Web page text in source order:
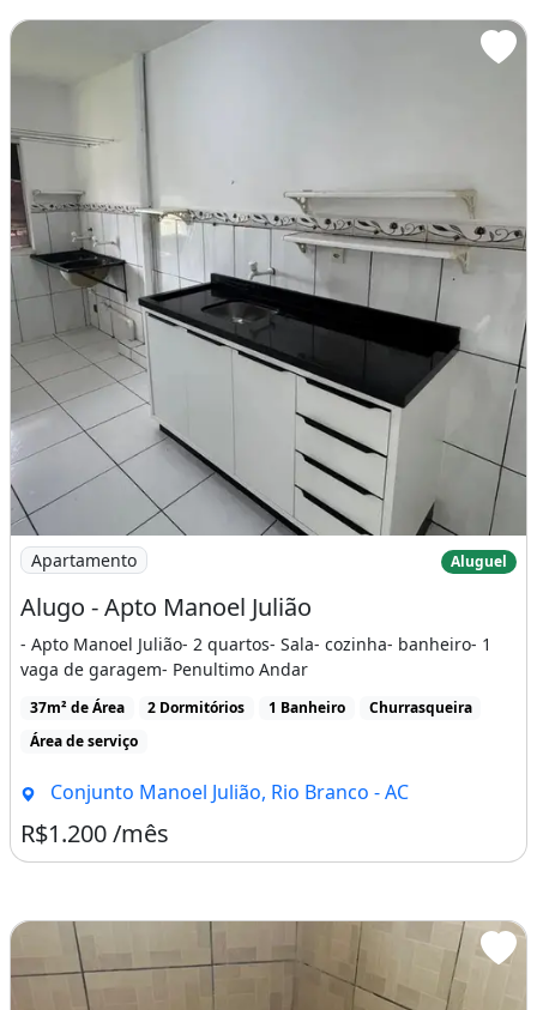
Imagem: Alugo - Apto Manoel Julião
Apartamento Aluguel
Alugo - Apto Manoel Julião
- Apto Manoel Julião- 2 quartos- Sala- cozinha- banheiro- 1
vaga de garagem- Penultimo Andar
37m² de Área 2 Dormitórios 1 Banheiro
Churrasqueira
Área de serviço
Conjunto Manoel Julião, Rio Branco - AC
R$1.200 /mês